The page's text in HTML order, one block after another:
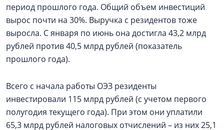
период прошлого года. Общий объем инвестиций
вырос почти на 30%. Выручка с резидентов тоже
выросла. С января по июнь она достигла 43,2 млрд
рублей против 40,5 млрд рублей (показатель
прошлого года).
Всего с начала работы ОЭЗ резиденты
инвестировали 115 млрд рублей (с учетом первого
полугодия текущего года). При этом они уплатили
65,3 млрд рублей налоговых отчислений – из них 25,1